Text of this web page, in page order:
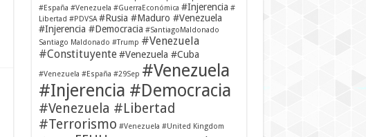
#España #Venezuela #GuerraEconómica #Injerencia #
Libertad #PDVSA #Rusia #Maduro #Venezuela
#Injerencia #Democracia #SantiagoMaldonado
Santiago Maldonado #Trump #Venezuela
#Constituyente #Venezuela #Cuba
#Venezuela #España #29Sep #Venezuela
#Injerencia #Democracia
#Venezuela #Libertad
#Terrorismo #Venezuela #United Kingdom